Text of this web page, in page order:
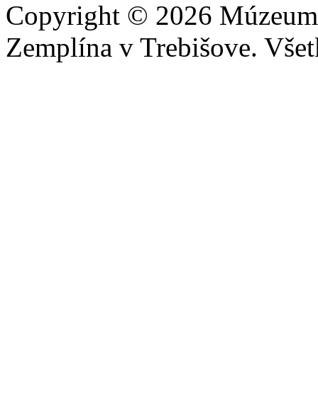
Copyright © 2026
Zemplína v Trebišove.